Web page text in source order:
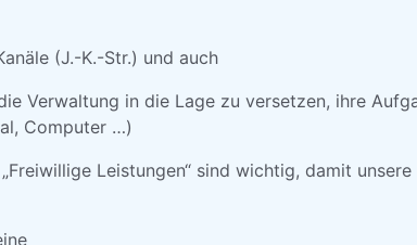
(J.-K.-Str.) und auch
in die Lage zu versetzen, ihre
Computer …)
Leistungen“ sind wichtig, damit